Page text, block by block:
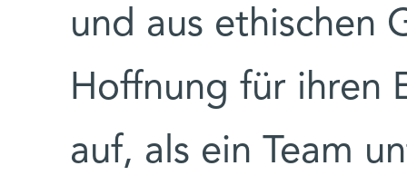
und aus ethischen
Hoffnung für ihren
auf, als ein Team